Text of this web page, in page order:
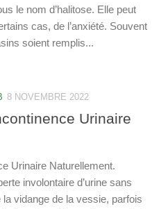
le nom d’halitose. Elle peut
cas, de l’anxiété. Souvent
soient remplis...
8 NOVEMBRE 2022
Urinaire
Urinaire Naturellement.
involontaire d’urine sans
vidange de la vessie, parfois